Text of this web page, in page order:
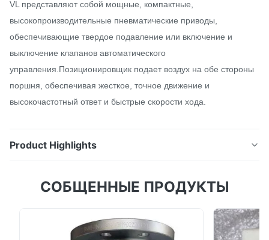
VL представляют собой мощные, компактные,
высокопроизводительные пневматические приводы,
обеспечивающие твердое подавление или включение и
выключение клапанов автоматического
управления.Позиционировщик подает воздух на обе стороны
поршня, обеспечивая жесткое, точное движение и
высокочастотный ответ и быстрые скорости хода.
Product Highlights
пружинными цилиндрами серии VALTEK VL
высокопроизводительные пневматические
приводы, обеспечивающие твердое подавление
СОБЩЕННЫЕ ПРОДУКТЫ